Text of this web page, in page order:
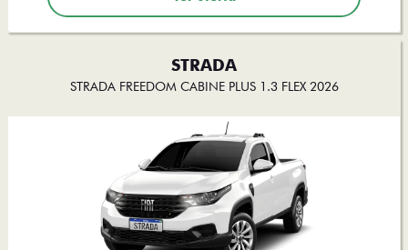
STRADA
STRADA FREEDOM CABINE PLUS 1.3 FLEX 2026